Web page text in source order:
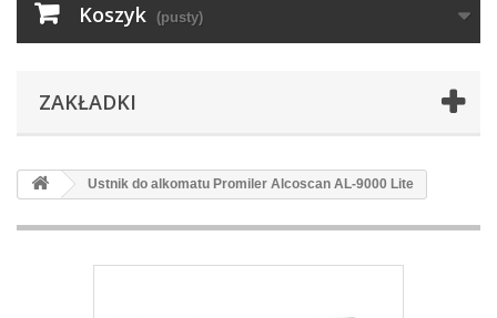
Koszyk (pusty)
ZAKŁADKI
Ustnik do alkomatu Promiler Alcoscan AL-9000 Lite